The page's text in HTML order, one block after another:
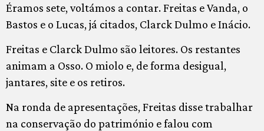
Éramos sete, voltámos a contar. Freitas e Vanda, o
Bastos e o Lucas, já citados, Clarck Dulmo e Inácio.
Freitas e Clarck Dulmo são leitores. Os restantes
animam a Osso. O miolo e, de forma desigual,
jantares, site e os retiros.
Na ronda de apresentações, Freitas disse trabalhar
na conservação do património e falou com